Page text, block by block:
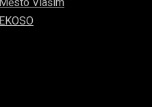
Město Vlašim
EKOSO